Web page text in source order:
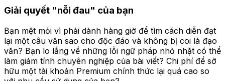
Giải quyết "nỗi đau" của bạn
Bạn mệt mỏi vì phải dành hàng giờ để tìm cách diễn đạt
lại một câu văn sao cho độc đáo và không bị coi là đạo
văn? Bạn lo lắng về những lỗi ngữ pháp nhỏ nhặt có thể
làm giảm tính chuyên nghiệp của bài viết? Chi phí để sở
hữu một tài khoản Premium chính thức lại quá cao so